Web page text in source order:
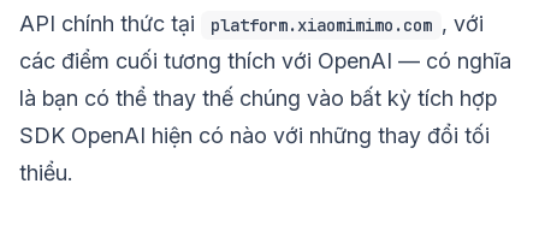
API chính thức tại
platform.xiaomimimo.com , với
các điểm cuối tương thích với OpenAI — có nghĩa
là bạn có thể thay thế chúng vào bất kỳ tích hợp
SDK OpenAI hiện có nào với những thay đổi tối
thiểu.